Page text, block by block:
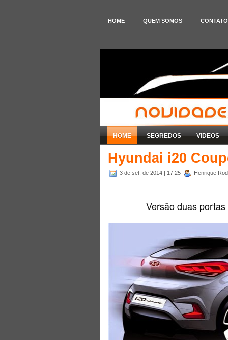
HOME QUEM SOMOS CONTATO
HOME SEGREDOS VIDEOS
Hyundai i20
3 de set. de 2014 | 17:25 Henrique
Versão duas